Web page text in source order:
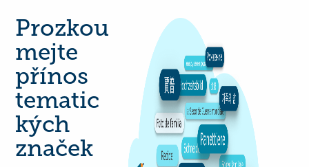
Prozkou
mejte
přínos
tematic
kých
značek